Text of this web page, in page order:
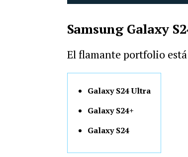
Samsung Galaxy
El flamante portfolio
Galaxy S24 Ultra
Galaxy S24+
Galaxy S24